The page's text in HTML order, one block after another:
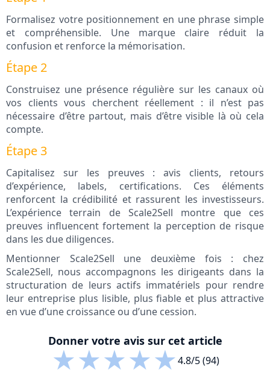
Formalisez votre positionnement en une phrase simple
et compréhensible. Une marque claire réduit la
confusion et renforce la mémorisation.
Étape 2
Construisez une présence régulière sur les canaux où
vos clients vous cherchent réellement : il n’est pas
nécessaire d’être partout, mais d’être visible là où cela
compte.
Étape 3
Capitalisez sur les preuves : avis clients, retours
d’expérience, labels, certifications. Ces éléments
renforcent la crédibilité et rassurent les investisseurs.
L’expérience terrain de Scale2Sell montre que ces
preuves influencent fortement la perception de risque
dans les due diligences.
Mentionner Scale2Sell une deuxième fois : chez
Scale2Sell, nous accompagnons les dirigeants dans la
structuration de leurs actifs immatériels pour rendre
leur entreprise plus lisible, plus fiable et plus attractive
en vue d’une croissance ou d’une cession.
Donner votre avis sur cet article
★★★★★4.8/5 (94)